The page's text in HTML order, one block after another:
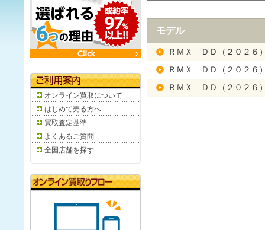
モデル
ＲＭＸ ＤＤ（２０２６
ＲＭＸ ＤＤ（２０２６
ＲＭＸ ＤＤ（２０２６
オンライン買取について
はじめて売る方へ
買取査定基準
よくあるご質問
全国店舗を探す